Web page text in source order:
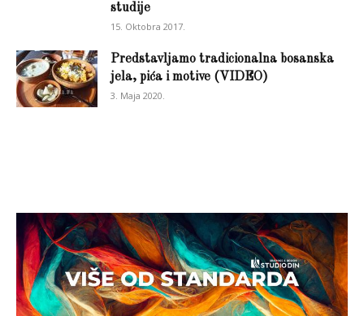
studije
15. Oktobra 2017.
Predstavljamo tradicionalna bosanska
jela, pića i motive (VIDEO)
3. Maja 2020.